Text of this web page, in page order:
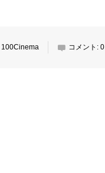
100Cinema コメント: 0